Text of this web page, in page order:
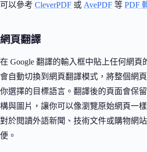
可以參考 CleverPDF 或 AvePDF 等 PDF
網頁翻譯
在 Google 翻譯的輸入框中貼上任何網頁
會自動切換到網頁翻譯模式，將整個網
你選擇的目標語言。翻譯後的頁面會保
構與圖片，讓你可以像瀏覽原始網頁一
對於閱讀外語新聞、技術文件或購物網
便。